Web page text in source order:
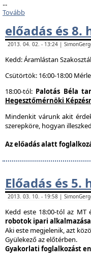
...
Tovább
előadás és 8.
2013. 04. 02. - 13:24 |
Kedd: Áramlástan
Csütörtök: 16:00-18:00
18:00-tól: Palotás Béla
Hegesztőmérnöki
Mindenkit várunk akit
szerepköre, hogyan
Az előadás alatt
Előadás és
2013. 03. 10. - 19:58 |
Kedd este 18:00-tól az MT
robotok ipari
Aki este megjelenik, azt
Gyülekező az előtérben.
Gyakorlati foglalkozást